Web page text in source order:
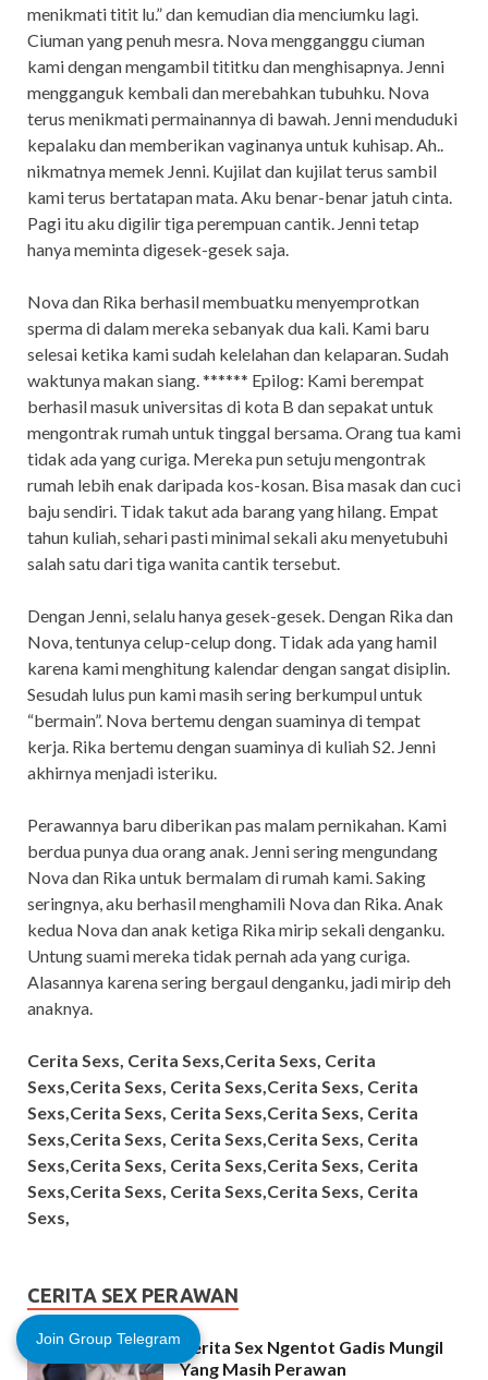
menikmati titit lu.” dan kemudian dia menciumku lagi.
Ciuman yang penuh mesra. Nova mengganggu ciuman
kami dengan mengambil tititku dan menghisapnya. Jenni
mengganguk kembali dan merebahkan tubuhku. Nova
terus menikmati permainannya di bawah. Jenni menduduki
kepalaku dan memberikan vaginanya untuk kuhisap. Ah..
nikmatnya memek Jenni. Kujilat dan kujilat terus sambil
kami terus bertatapan mata. Aku benar-benar jatuh cinta.
Pagi itu aku digilir tiga perempuan cantik. Jenni tetap
hanya meminta digesek-gesek saja.
Nova dan Rika berhasil membuatku menyemprotkan
sperma di dalam mereka sebanyak dua kali. Kami baru
selesai ketika kami sudah kelelahan dan kelaparan. Sudah
waktunya makan siang. ****** Epilog: Kami berempat
berhasil masuk universitas di kota B dan sepakat untuk
mengontrak rumah untuk tinggal bersama. Orang tua kami
tidak ada yang curiga. Mereka pun setuju mengontrak
rumah lebih enak daripada kos-kosan. Bisa masak dan cuci
baju sendiri. Tidak takut ada barang yang hilang. Empat
tahun kuliah, sehari pasti minimal sekali aku menyetubuhi
salah satu dari tiga wanita cantik tersebut.
Dengan Jenni, selalu hanya gesek-gesek. Dengan Rika dan
Nova, tentunya celup-celup dong. Tidak ada yang hamil
karena kami menghitung kalendar dengan sangat disiplin.
Sesudah lulus pun kami masih sering berkumpul untuk
“bermain”. Nova bertemu dengan suaminya di tempat
kerja. Rika bertemu dengan suaminya di kuliah S2. Jenni
akhirnya menjadi isteriku.
Perawannya baru diberikan pas malam pernikahan. Kami
berdua punya dua orang anak. Jenni sering mengundang
Nova dan Rika untuk bermalam di rumah kami. Saking
seringnya, aku berhasil menghamili Nova dan Rika. Anak
kedua Nova dan anak ketiga Rika mirip sekali denganku.
Untung suami mereka tidak pernah ada yang curiga.
Alasannya karena sering bergaul denganku, jadi mirip deh
anaknya.
Cerita Sexs, Cerita Sexs,Cerita Sexs, Cerita
Sexs,Cerita Sexs, Cerita Sexs,Cerita Sexs, Cerita
Sexs,Cerita Sexs, Cerita Sexs,Cerita Sexs, Cerita
Sexs,Cerita Sexs, Cerita Sexs,Cerita Sexs, Cerita
Sexs,Cerita Sexs, Cerita Sexs,Cerita Sexs, Cerita
Sexs,Cerita Sexs, Cerita Sexs,Cerita Sexs, Cerita
Sexs,
CERITA SEX PERAWAN
Cerita Sex Ngentot Gadis Mungil
Yang Masih Perawan
Join Group Telegram